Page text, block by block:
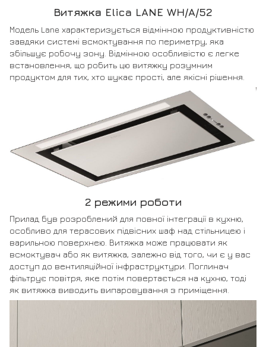
Витяжка Elica LANE WH/A/52
Модель Lane характеризується відмінною продуктивністю
завдяки системі всмоктування по периметру, яка
збільшує робочу зону. Відмінною особливістю є легке
встановлення, що робить цю витяжку розумним
продуктом для тих, хто шукає прості, але якісні рішення.
2 режими роботи
Прилад був розроблений для повної інтеграції в кухню,
особливо для терасових підвісних шаф над стільницею і
варильною поверхнею. Витяжка може працювати як
всмоктувач або як витяжка, залежно від того, чи є у вас
доступ до вентиляційної інфраструктури. Поглинач
фільтрує повітря, яке потім повертається на кухню, тоді
як витяжка виводить випаровування з приміщення.